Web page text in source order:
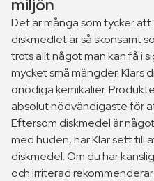
miljön
Det är många som tycker
diskmedlet är så skonsamt
trots allt något man kan få i
mycket små mängder. Klars
onödiga kemikalier.
absolut nödvändigaste för
Eftersom diskmedel är
med huden, har Klar sett till
diskmedel. Om du har
och irriterad